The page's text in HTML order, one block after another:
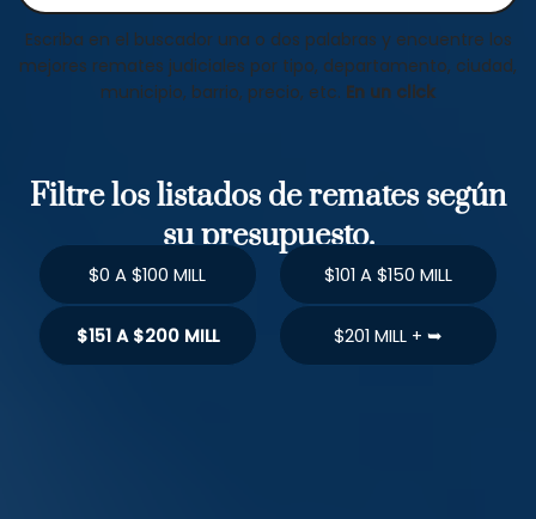
Escriba en el buscador una o dos palabras y encuentre los
mejores remates judiciales por tipo, departamento, ciudad,
municipio, barrio, precio, etc. En un click
Filtre los listados de remates según
su presupuesto.
$0 A $100 MILL $101 A $150 MILL
$151 A $200 MILL $201 MILL + ➥